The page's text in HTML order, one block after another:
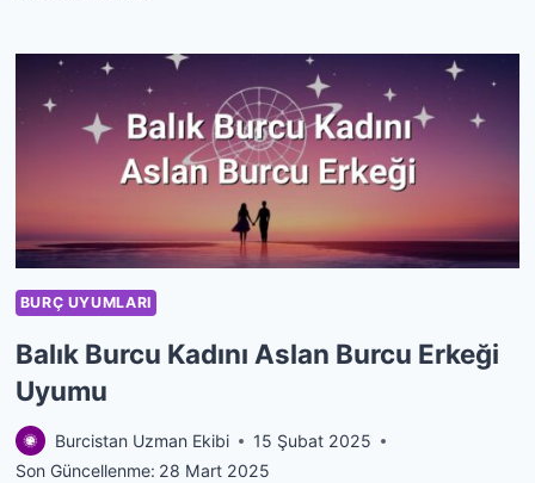
BAŞAK
BURCU
ERKEĞI
UYUMU
BURÇ UYUMLARI
Balık Burcu Kadını Aslan Burcu Erkeği
Uyumu
Burcistan Uzman Ekibi
15 Şubat 2025
Son Güncellenme: 28 Mart 2025